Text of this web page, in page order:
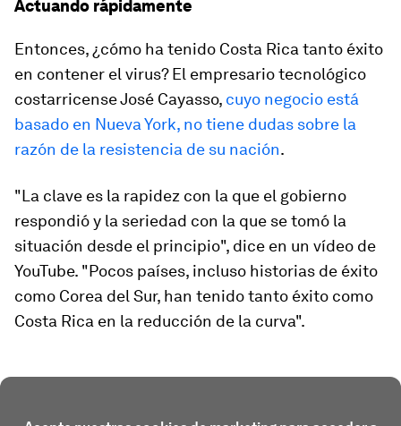
Actuando rápidamente
Entonces, ¿cómo ha tenido Costa Rica tanto éxito
en contener el virus? El empresario tecnológico
costarricense José Cayasso, cuyo negocio está
basado en Nueva York, no tiene dudas sobre la
razón de la resistencia de su nación.
"La clave es la rapidez con la que el gobierno
respondió y la seriedad con la que se tomó la
situación desde el principio", dice en un vídeo de
YouTube. "Pocos países, incluso historias de éxito
como Corea del Sur, han tenido tanto éxito como
Costa Rica en la reducción de la curva".